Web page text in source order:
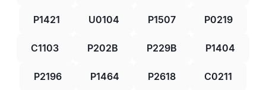
P1421 U0104 P1507 P0219
C1103 P202B P229B P1404
P2196 P1464 P2618 C0211